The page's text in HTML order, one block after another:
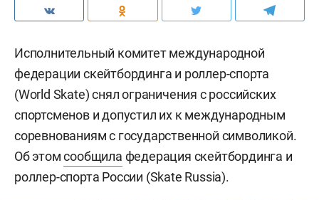
Исполнительный комитет международной
федерации скейтбординга и роллер-спорта
(World Skate) снял ограничения с российских
спортсменов и допустил их к международным
соревнованиям с государственной символикой.
Об этомсообщила федерация скейтбординга и
роллер-спорта России (Skate Russia).